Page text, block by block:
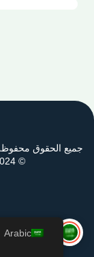
جميع الحقوق
© 2024
Arabic